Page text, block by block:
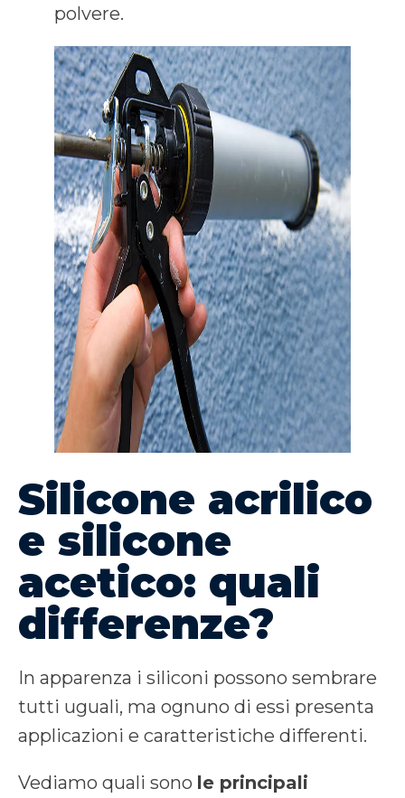
polvere.
Silicone acrilico
e silicone
acetico: quali
differenze?
In apparenza i siliconi possono sembrare
tutti uguali, ma ognuno di essi presenta
applicazioni e caratteristiche differenti.
Vediamo quali sono le principali